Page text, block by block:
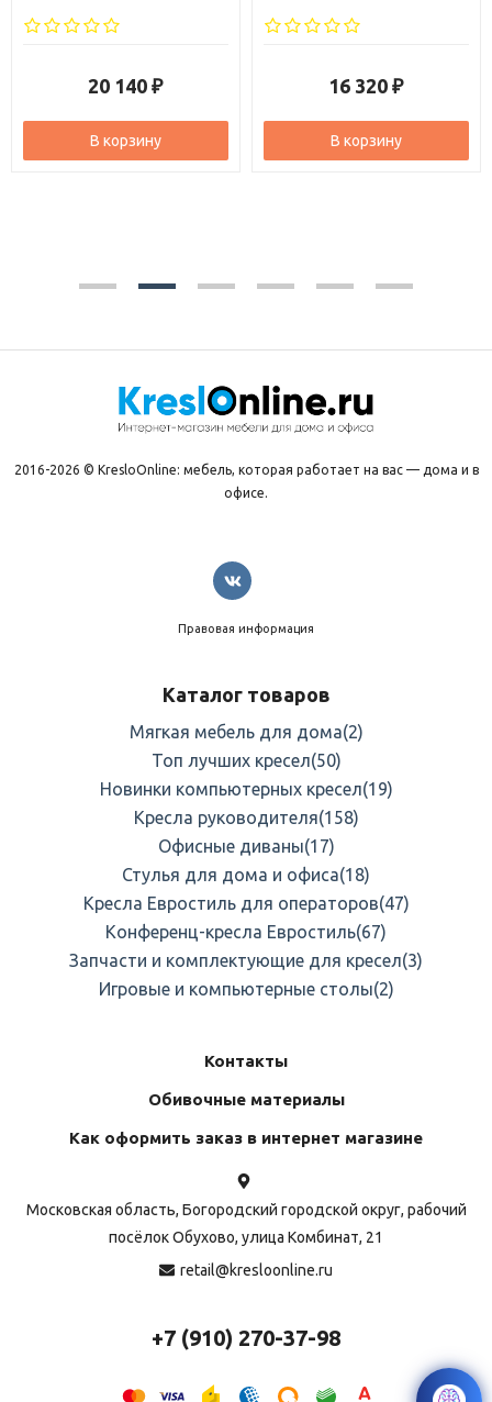
20 140 ₽
В корзину
16 320 ₽
В корзину
2016-2026 © KresloOnline: мебель, которая работает на вас — дома и в
офисе.
Правовая информация
Каталог товаров
Мягкая мебель для дома(2)
Топ лучших кресел(50)
Новинки компьютерных кресел(19)
Кресла руководителя(158)
Офисные диваны(17)
Стулья для дома и офиса(18)
Кресла Евростиль для операторов(47)
Конференц-кресла Евростиль(67)
Запчасти и комплектующие для кресел(3)
Игровые и компьютерные столы(2)
Контакты
Обивочные материалы
Как оформить заказ в интернет магазине
Московская область, Богородский городской округ, рабочий
посёлок Обухово, улица Комбинат, 21
retail@kresloonline.ru
+7 (910) 270-37-98